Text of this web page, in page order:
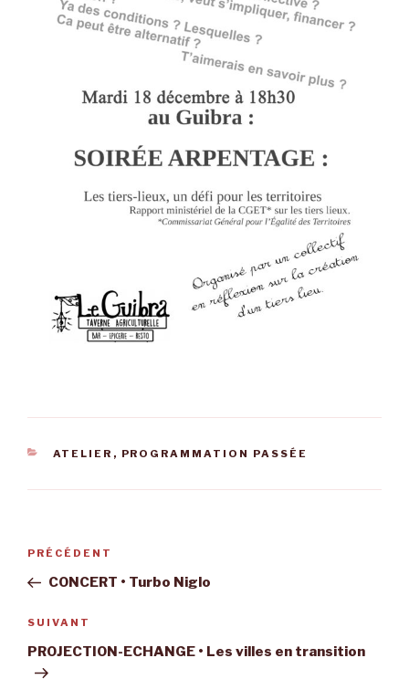
CATÉGORIES
ATELIER , PROGRAMMATION PASSÉE
Navigation
l’article
Article
précédent
PRÉCÉDENT
CONCERT • Turbo Niglo
Article
suivant
SUIVANT
PROJECTION-ECHANGE • Les villes en transition